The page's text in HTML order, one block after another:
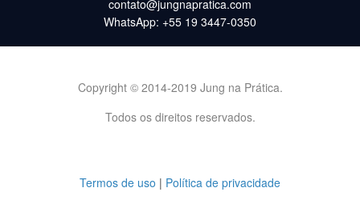
contato@jungnapratica.com
WhatsApp: +55 19 3447-0350
Copyright © 2014-2019 Jung na Prática.
Todos os direitos reservados.
Termos de uso | Política de privacidade